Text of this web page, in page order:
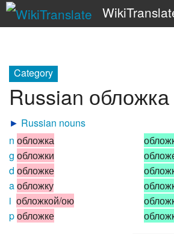
Category
Russian обложка
► Russian nouns
n обложка
g обложки
d обложке
aобложку
i обложкой/ою
pобложке